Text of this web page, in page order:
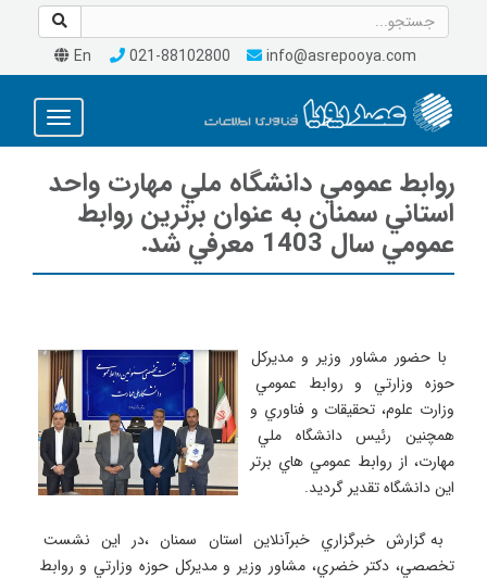
En 021-88102800 info@asrepooya.com
Toggle
روابط عمومي دانشگاه ملي مهارت واحد
استاني سمنان به عنوان برترين روابط
عمومي سال 1403 معرفي شد.
با حضور مشاور وزير و مديركل
حوزه وزارتي و روابط عمومي
وزارت علوم، تحقيقات و فناوري و
همچنين رئيس دانشگاه ملي
مهارت، از روابط عمومي هاي برتر
به گزارش خبرگزاري خبرآنلاين استان سمنان ،در اين نشست
تخصصي، دكتر خضري، مشاور وزير و مديركل حوزه وزارتي و روابط